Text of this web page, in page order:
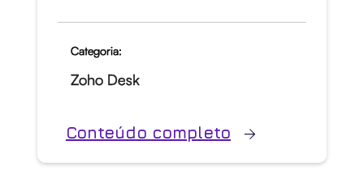
Categoria:
Zoho Desk
Conteúdo completo